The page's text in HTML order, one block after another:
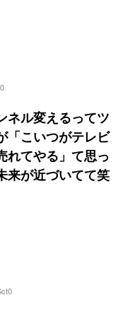
ネル変えるってツ
「こいつがテレビ
れてやる」て思っ
来が近づいてて笑